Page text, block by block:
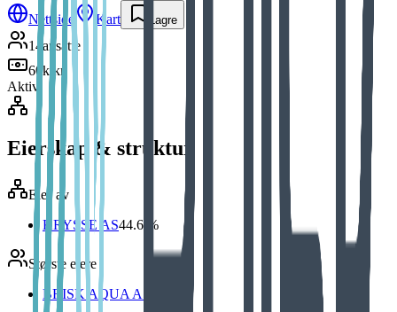
Nettside
Kart Lagre
14 ansatte
60k kr
Aktiv
Eierskap & struktur
Eies av
KRYSSE AS44.6 %
Største eiere
BRISK AQUA AS